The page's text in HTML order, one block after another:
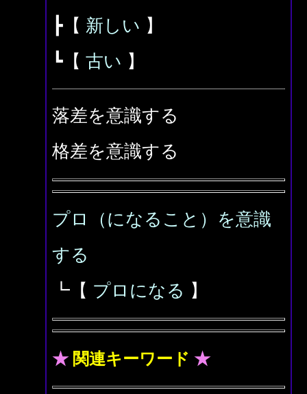
┣【 新しい 】
┗【 古い 】
落差を意識する
格差を意識する
プロ（になること）を意識
する
┗【 プロになる 】
★ 関連キーワード ★